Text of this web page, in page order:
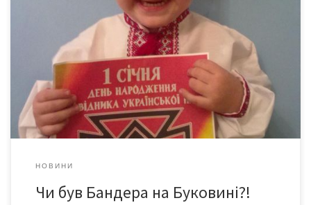
Очевидці стверджують, науковці заперечують… Утім, усі
погоджуються з тим, що, коли Степан Бандера і відвідав
Буковину, то це обов’язково було повстанське село Борівці
на Кіцманщині. Подейкують, що у другій половині 40-их
минулого століття влада планувала вивезти до Сибіру все
село, та зупинилася на тому, що винищили там чи не половину
[…]
НОВИНИ
Чи був Бандера на Буковині?!